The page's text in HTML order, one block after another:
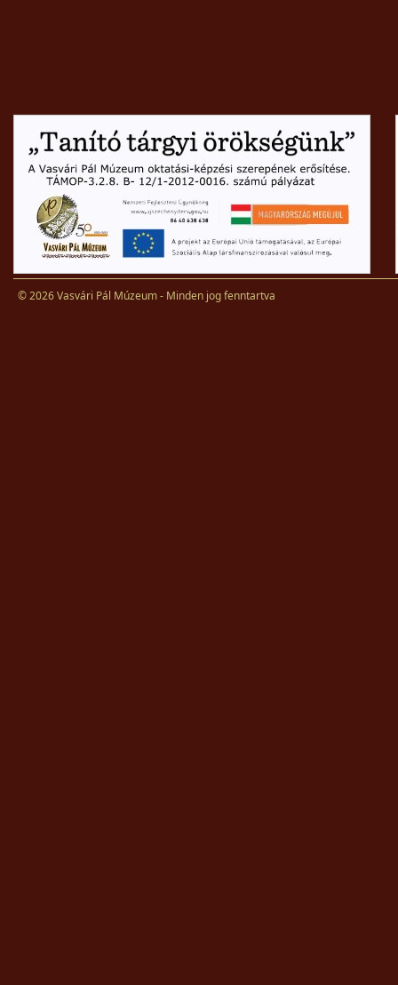
© 2026 Vasvári Pál Múzeum - Minden jog fenntartva